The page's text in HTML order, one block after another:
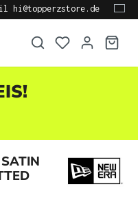
hi@topperzstore.de